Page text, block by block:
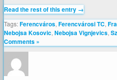
Read the rest of this entry →
Tags:Ferencváros, Ferencvárosi TC,
Nebojsa Kosovic, Nebojsa Vignjevics,
Comments »